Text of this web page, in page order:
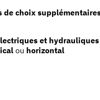
de choix
et hydrauliques
ou horizontal